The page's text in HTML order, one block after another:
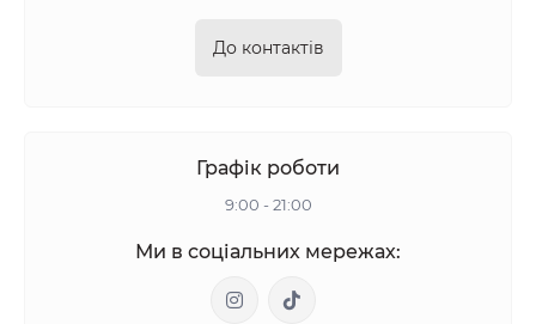
До контактів
Графік роботи
9:00 - 21:00
Ми в соціальних мережах: